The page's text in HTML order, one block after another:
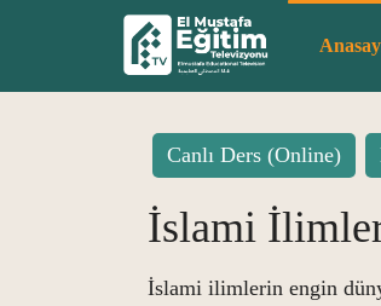
Canlı Ders (Online)
İslami
İslami ilimlerin engin